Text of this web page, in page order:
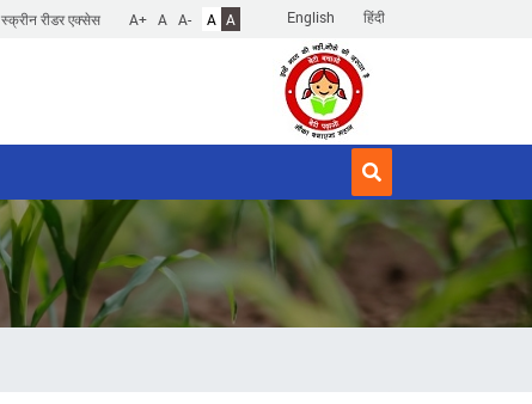
English हिंदी
स्क्रीन रीडर एक्सेस A+ A A- A A